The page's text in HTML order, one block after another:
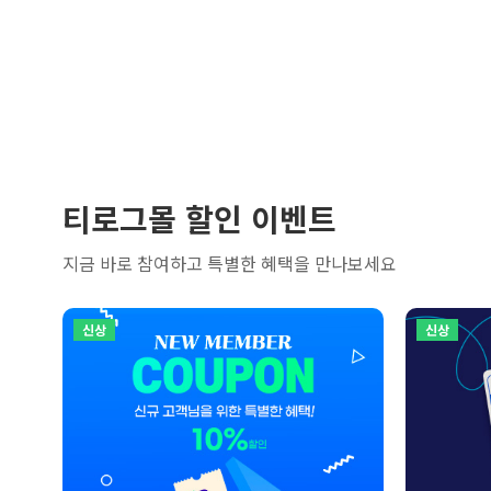
티로그몰 할인 이벤트
지금 바로 참여하고 특별한 혜택을 만나보세요
신상 신상